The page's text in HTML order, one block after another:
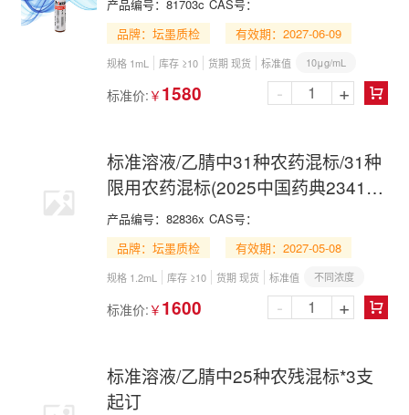
其代谢物残留量的测定 气相色谱-质
谱联用法
产品编号： 81703c CAS号：
品牌：坛墨质检
有效期：2027-06-09
规格 1mL 库存 ≥10 货期 现货 标准值 10μg/mL
标准价: ￥ 1580 
- +
标准溶液/乙腈中31种农药混标/31种
限用农药混标(2025中国药典2341第
六法LC-MS/MS组)
产品编号： 82836x CAS号：
品牌：坛墨质检
有效期：2027-05-08
规格 1.2mL 库存 ≥10 货期 现货 标准值 不同浓度
标准价: ￥ 1600 
- +
标准溶液/乙腈中25种农残混标*3支
起订